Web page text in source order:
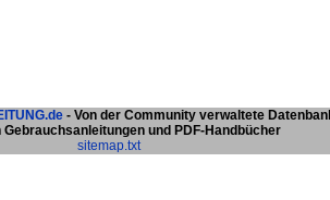
- Von der Community verwaltete
und PDF-Handbücher
sitemap.txt